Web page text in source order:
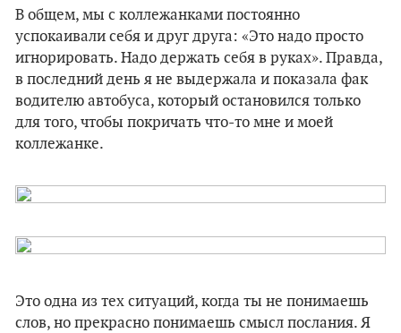
В общем, мы с коллежанками постоянно
успокаивали себя и друг друга: «Это надо просто
игнорировать. Надо держать себя в руках». Правда,
в последний день я не выдержала и показала фак
водителю автобуса, который остановился только
для того, чтобы покричать что-то мне и моей
коллежанке.
Это одна из тех ситуаций, когда ты не понимаешь
слов, но прекрасно понимаешь смысл послания. Я